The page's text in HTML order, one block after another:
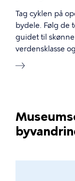
Tag cyklen på
bydele. Følg de
guidet til
verdensklasse